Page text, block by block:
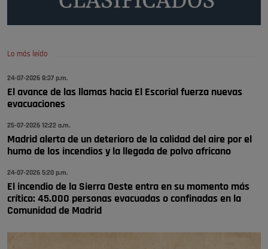
A ver si llega alguno que de verdad le importe la seguridad de Pozuelo
Pozuelo de Alarcón
🔴 EXCLUSIVA | El comisario de la …
Lo más leído
24-07-2026 8:37 p.m.
El avance de las llamas hacia El Escorial fuerza nuevas
evacuaciones
25-07-2026 12:22 a.m.
Madrid alerta de un deterioro de la calidad del aire por el
humo de los incendios y la llegada de polvo africano
24-07-2026 5:20 p.m.
El incendio de la Sierra Oeste entra en su momento más
crítico: 45.000 personas evacuadas o confinadas en la
Comunidad de Madrid